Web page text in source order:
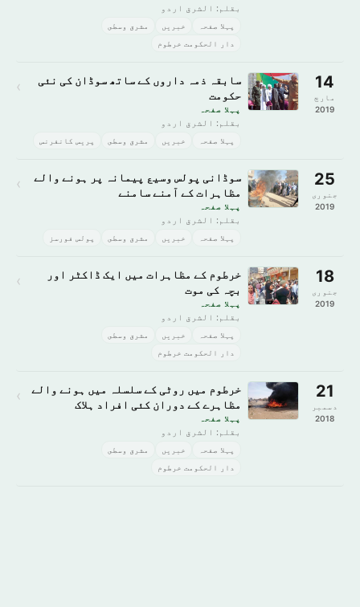
بقلم: الشرق اردو
پہلا صفحہ خبريں
مشرق وسطى
دار الحکومت خرطوم
14
مارچ
2019
سابقہ ذمہ داروں کے ساتھ سوڈان کی نئی
حکومت
پہلا صفحہ
بقلم: الشرق اردو
پہلا صفحہ خبريں مشرق وسطى پریس کانفرنس
›
25
جنوری
2019
سوڈانی پولس وسیع پیمانہ پر ہونے والے
مظاہرات کے آمنے سامنے
پہلا صفحہ
بقلم: الشرق اردو
پہلا صفحہ خبريں مشرق وسطى پولس فورسز
›
18
جنوری
2019
خرطوم کے مظاہرات میں ایک ڈاکٹر اور
بچہ کی موت
پہلا صفحہ
بقلم: الشرق اردو
پہلا صفحہ خبريں
مشرق وسطى
دار الحکومت خرطوم
›
21
دسمبر
2018
خرطوم میں روٹی کے سلسلہ میں ہونے والے
مظاہرے کے دوران کئی افراد ہلاک
پہلا صفحہ
بقلم: الشرق اردو
پہلا صفحہ خبريں
مشرق وسطى
دار الحکومت خرطوم
›